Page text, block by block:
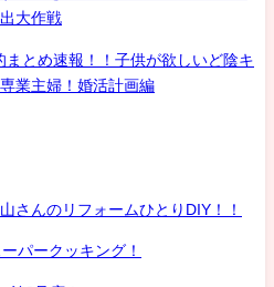
大作戦
とめ速報！！子供が欲しいど陰キ
業主婦！婚活計画編
さんのリフォームひとりDIY！！
パークッキング！